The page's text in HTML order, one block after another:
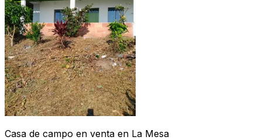
Casa de campo en venta en La Mesa